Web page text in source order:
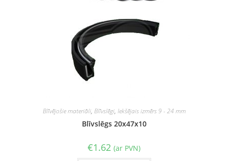
Blīvējošie materiāli, Blīvslēgi, Iekšējais izmērs 9 - 24 mm
Blīvslēgs 20x47x10
€1.62 (ar PVN)